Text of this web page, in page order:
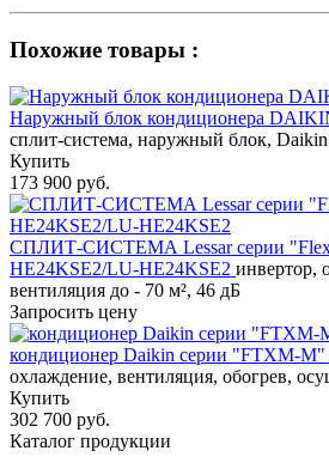
Похожие товары :
Наружный блок кондиционера
сплит-система, наружный блок, Daikin
Купить
173 900 руб.
СПЛИТ-СИСТЕМА Lessar серии
HE24KSE2/LU-HE24KSE2 инвертор,
вентиляция до - 70 м², 46 дБ
Запросить цену
кондиционер Daikin серии "FTXM-
охлаждение, вентиляция, обогрев,
Купить
302 700 руб.
Каталог продукции